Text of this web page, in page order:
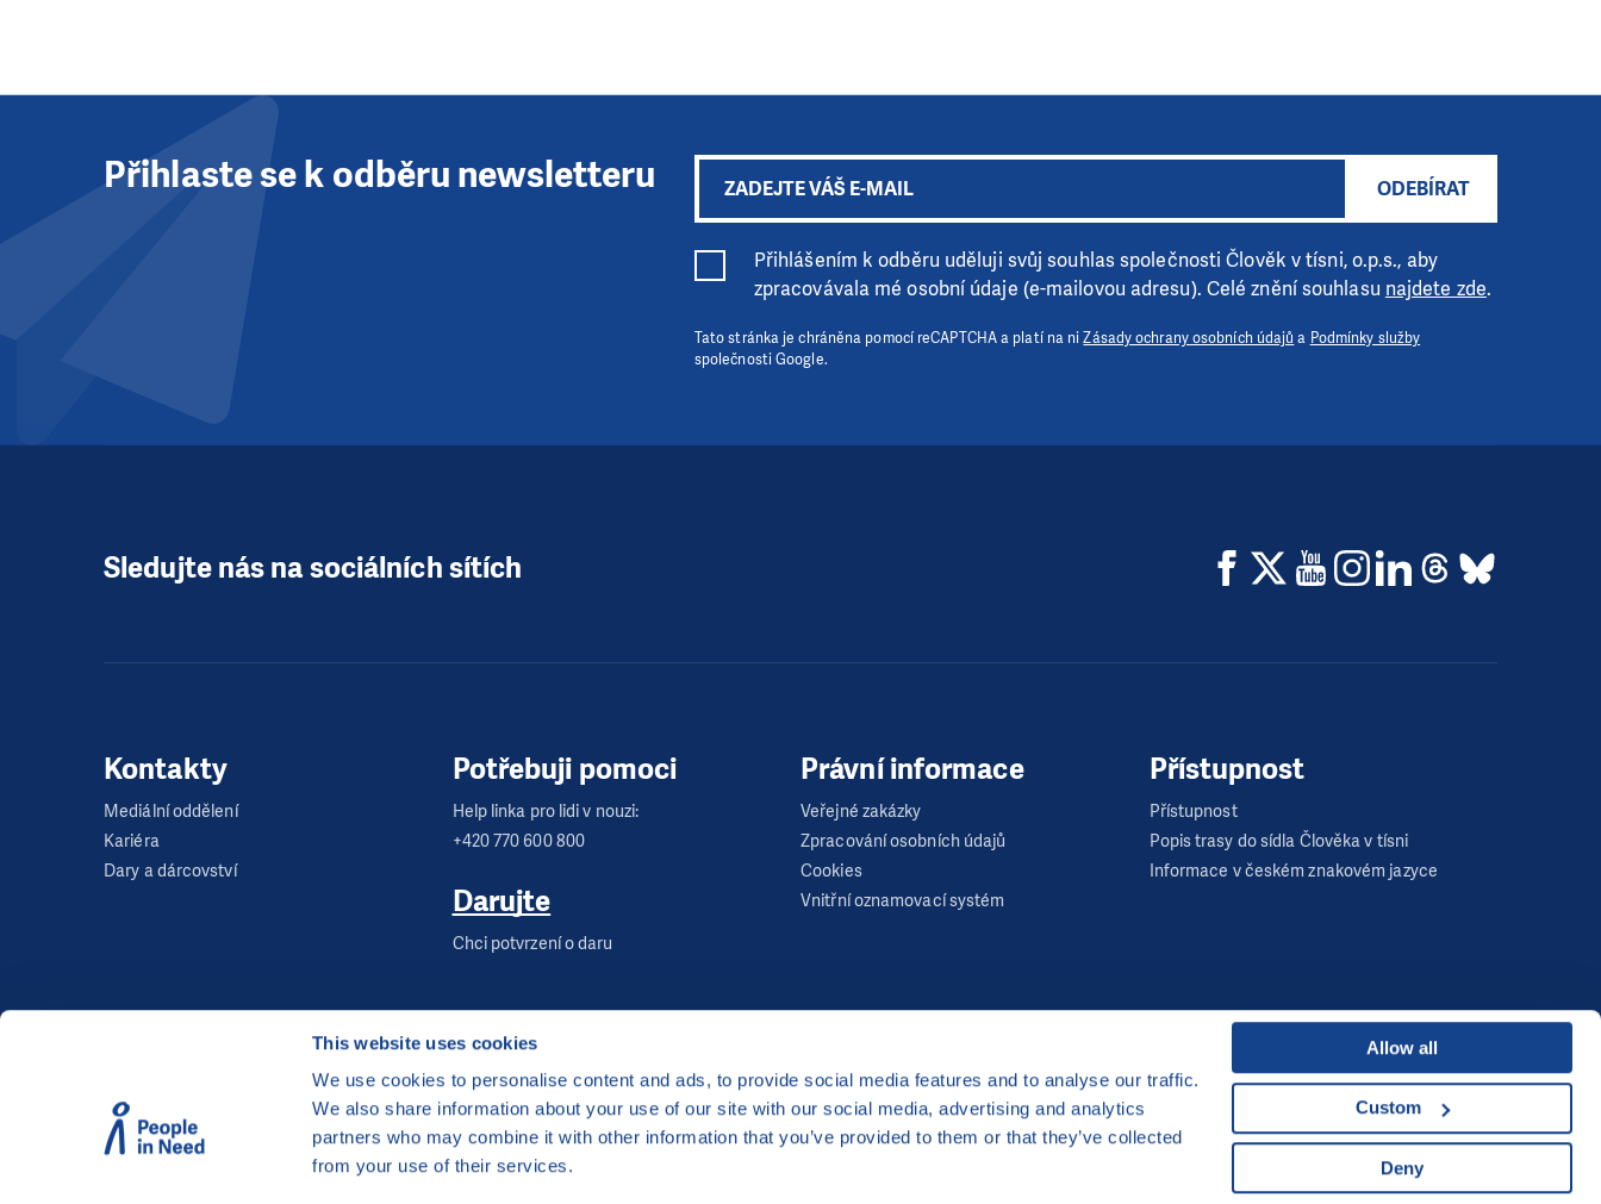
This website uses cookies
We use cookies to personalise content and ads, to provide social media features and to analyse our traffic.
We also share information about your use of our site with our social media, advertising and analytics
partners who may combine it with other information that you’ve provided to them or that they’ve collected
from your use of their services.
Allow all
Custom
Deny
Přihlaste se k odběru newsletteru ODEBÍRAT
Přihlášením k odběru uděluji svůj souhlas společnosti Člověk v tísni, o.p.s., aby
zpracovávala mé osobní údaje (e-mailovou adresu). Celé znění souhlasu najdete zde.
Tato stránka je chráněna pomocí reCAPTCHA a platí na niZásady ochrany osobních údajů a Podmínky služby
společnosti Google.
Sledujte nás na sociálních sítích
Kontakty
Mediální oddělení
Kariéra
Dary a dárcovství
Potřebuji pomoci
Help linka pro lidi v nouzi:
+420 770 600 800
Darujte
Chci potvrzení o daru
Právní informace
Veřejné zakázky
Zpracování osobních údajů
Cookies
Vnitřní oznamovací systém
Přístupnost
Přístupnost
Popis trasy do sídla Člověka v tísni
Informace v českém znakovém jazyce
©Člověk v tísni, o.p.s.
, Šafaříkova 635/24, 120 00 Praha 2
Webová stránka běží na bezplatně poskytnutém server hostingu od
Developed by
UI & UX
Michal KruškaaMichal Brtníček
Vizuální identita